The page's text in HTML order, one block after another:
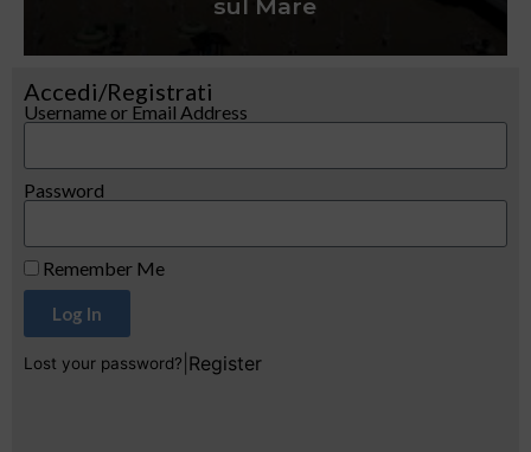
sul Mare
Accedi/Registrati
Username or Email Address
Password
Remember Me
Log In
Lost your password? Register